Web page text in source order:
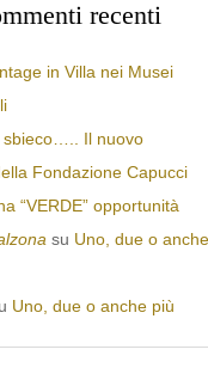
recenti
in Villa nei Musei
sbieco….. Il nuovo
Fondazione Capucci
“VERDE” opportunità
su Uno, due o anche
Uno, due o anche più